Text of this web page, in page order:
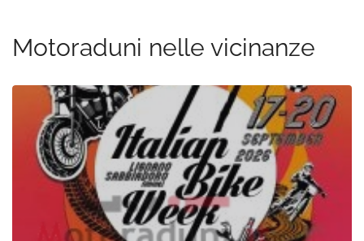
Motoraduni nelle vicinanze